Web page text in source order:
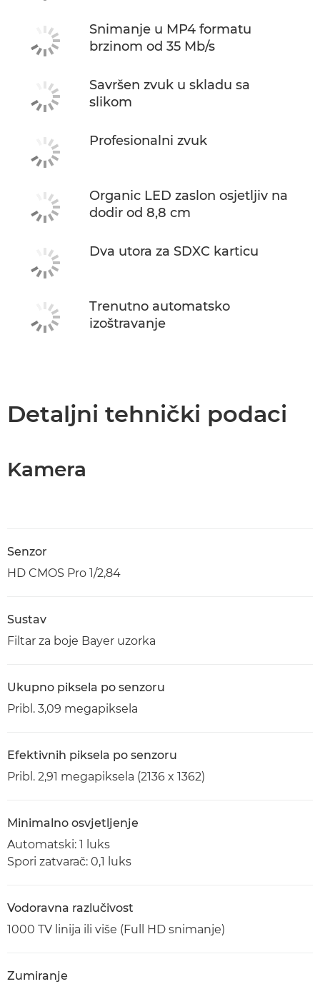
Snimanje u MP4 formatu
brzinom od 35 Mb/s
Savršen zvuk u skladu sa
slikom
Profesionalni zvuk
Organic LED zaslon osjetljiv na
dodir od 8,8 cm
Dva utora za SDXC karticu
Trenutno automatsko
izoštravanje
Detaljni tehnički podaci
Kamera
Senzor
HD CMOS Pro 1/2,84
Sustav
Filtar za boje Bayer uzorka
Ukupno piksela po senzoru
Pribl. 3,09 megapiksela
Efektivnih piksela po senzoru
Pribl. 2,91 megapiksela (2136 x 1362)
Minimalno osvjetljenje
Automatski: 1 luks
Spori zatvarač: 0,1 luks
Vodoravna razlučivost
1000 TV linija ili više (Full HD snimanje)
Zumiranje